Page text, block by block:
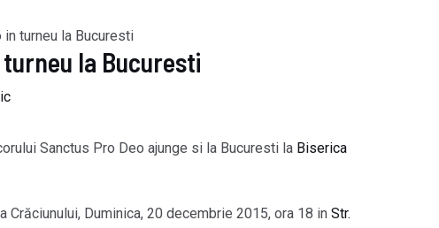
turneu la Bucuresti
la Bucuresti
Sanctus Pro Deo ajunge si la Bucuresti la Biserica
Duminica, 20 decembrie 2015, ora 18 in Str.